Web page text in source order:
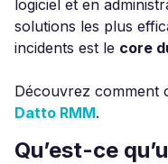
logiciel et en
solutions les plus
incidents est le core
Découvrez comment
Datto RMM.
Qu’est-ce